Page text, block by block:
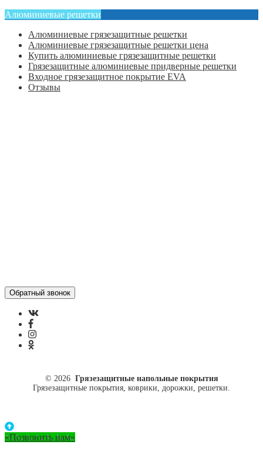
Алюминиевые решетки
Алюминиевые грязезащитные решетки
Алюминиевые грязезащитные решетки цена
Купить алюминиевые грязезащитные решетки
Грязезащитные алюминиевые придверные решетки
Входное грязезащитное покрытие EVA
Отзывы
© 2026 Грязезащитные напольные покрытия
Грязезащитные покрытия, коврики, дорожки, решетки.
«Позвонить нам»